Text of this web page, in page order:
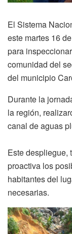
El Sistema
este martes 16
para
comunidad del
del municipio
Durante la
la región,
canal de aguas
Este despliegue,
proactiva los
habitantes del
necesarias.